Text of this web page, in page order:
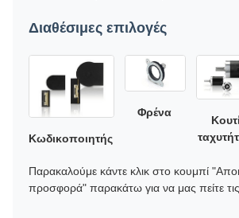
Διαθέσιμες επιλογές
Κωδικοποιητής
Φρένα
Παρακαλούμε κάντε κλικ στο κουμπί
προσφορά" παρακάτω για να μας πείτε τις